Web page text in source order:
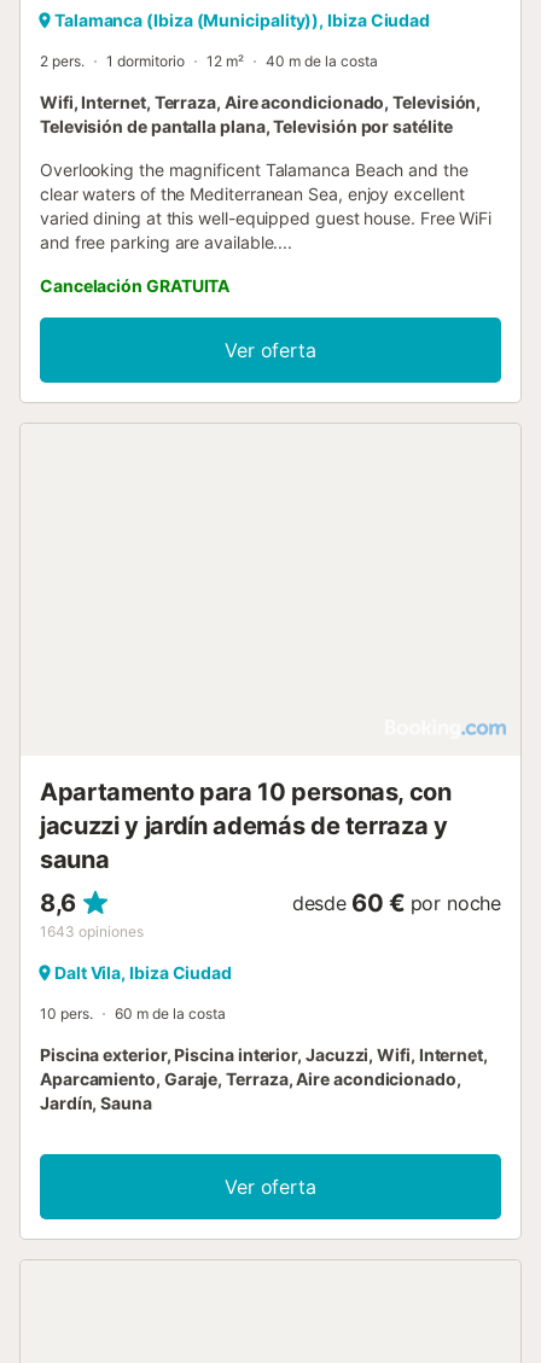
Talamanca (Ibiza (Municipality)), Ibiza Ciudad
2 pers. 1 dormitorio 12 m² 40 m de la costa
Wifi, Internet, Terraza, Aire acondicionado, Televisión,
Televisión de pantalla plana, Televisión por satélite
Overlooking the magnificent Talamanca Beach and the
clear waters of the Mediterranean Sea, enjoy excellent
varied dining at this well-equipped guest house. Free WiFi
and free parking are available....
Cancelación GRATUITA
Ver oferta
Apartamento para 10 personas, con
jacuzzi y jardín además de terraza y
sauna
8,6
1643 opiniones
desde 60 € por noche
Dalt Vila, Ibiza Ciudad
10 pers. 60 m de la costa
Piscina exterior, Piscina interior, Jacuzzi, Wifi, Internet,
Aparcamiento, Garaje, Terraza, Aire acondicionado,
Jardín, Sauna
Ver oferta